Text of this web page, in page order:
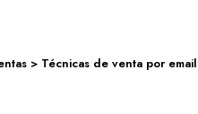
> Técnicas de venta por email